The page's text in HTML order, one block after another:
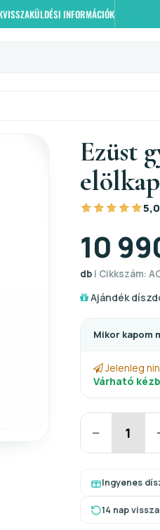
VISSZAKÜLDÉSI INFORMÁCIÓK
Ezüst
5,0
10
db| Cikkszám:
Ajándék
Mikor kapom
Jelenleg
Várható
−
Ingyenes
14 nap